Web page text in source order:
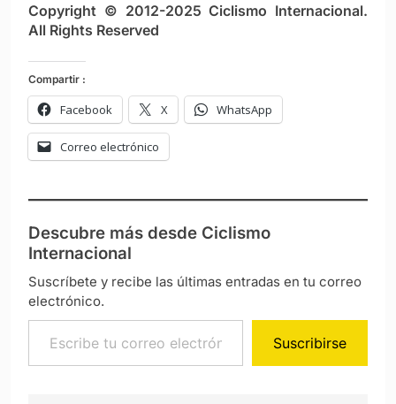
Copyright © 2012-2025 Ciclismo Internacional.
All Rights Reserved
Compartir :
Facebook X WhatsApp
Correo electrónico
Descubre más desde Ciclismo
Internacional
Suscríbete y recibe las últimas entradas en tu correo
electrónico.
Escribe tu correo electrónico…
Suscribirse